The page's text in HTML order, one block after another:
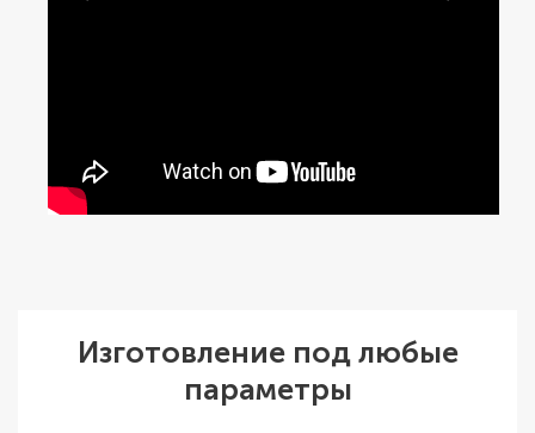
Изготовление под любые
параметры